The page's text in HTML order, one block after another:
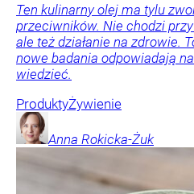
Ten kulinarny olej ma tylu
przeciwników. Nie chodzi
ale też działanie na zdrowie.
nowe badania odpowiadają
wiedzieć.
ProduktyŻywienie
Anna Rokicka-Żuk